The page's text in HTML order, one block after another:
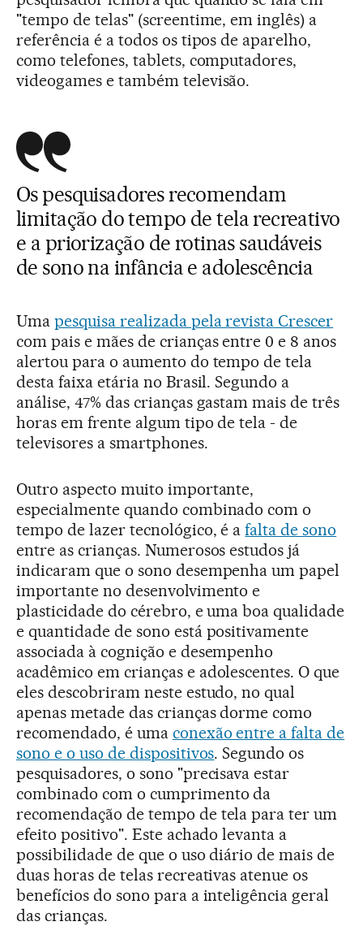
"tempo de telas" (screentime, em inglês) a
referência é a todos os tipos de aparelho,
como telefones, tablets, computadores,
videogames e também televisão.
Os pesquisadores recomendam
limitação do tempo de tela recreativo
e a priorização de rotinas saudáveis
de sono na infância e adolescência
Uma pesquisa realizada pela revista Crescer
com pais e mães de crianças entre 0 e 8 anos
alertou para o aumento do tempo de tela
desta faixa etária no Brasil. Segundo a
análise, 47% das crianças gastam mais de três
horas em frente algum tipo de tela - de
televisores a smartphones.
Outro aspecto muito importante,
especialmente quando combinado com o
tempo de lazer tecnológico, é afalta de sono
entre as crianças. Numerosos estudos já
indicaram que o sono desempenha um papel
importante no desenvolvimento e
plasticidade do cérebro, e uma boa qualidade
e quantidade de sono está positivamente
associada à cognição e desempenho
acadêmico em crianças e adolescentes. O que
eles descobriram neste estudo, no qual
apenas metade das crianças dorme como
recomendado, é uma conexão entre a falta de
sono e o uso de dispositivos. Segundo os
pesquisadores, o sono "precisava estar
combinado com o cumprimento da
recomendação de tempo de tela para ter um
efeito positivo". Este achado levanta a
possibilidade de que o uso diário de mais de
duas horas de telas recreativas atenue os
benefícios do sono para a inteligência geral
das crianças.